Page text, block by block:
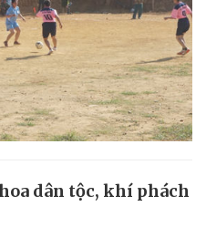
dân tộc, khí phách